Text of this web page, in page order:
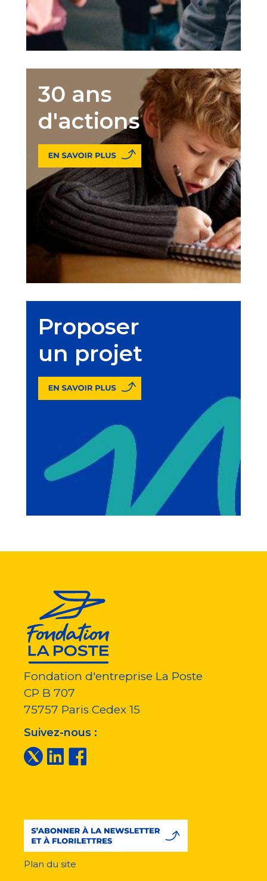
30 ans
d'actions
Proposer
un projet
Fondation d'entreprise La Poste
CP B 707
75757 Paris Cedex 15
Suivez-nous :
Plan du site